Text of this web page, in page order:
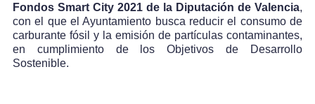
Fondos Smart City 2021 de la Diputación de Valencia,
con el que el Ayuntamiento busca reducir el consumo de
carburante fósil y la emisión de partículas contaminantes,
en cumplimiento de los Objetivos de Desarrollo
Sostenible.